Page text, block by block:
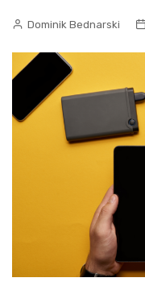
Dominik Bednarski